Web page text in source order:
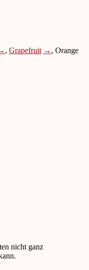
, Grapefruit → , Orange
nicht ganz